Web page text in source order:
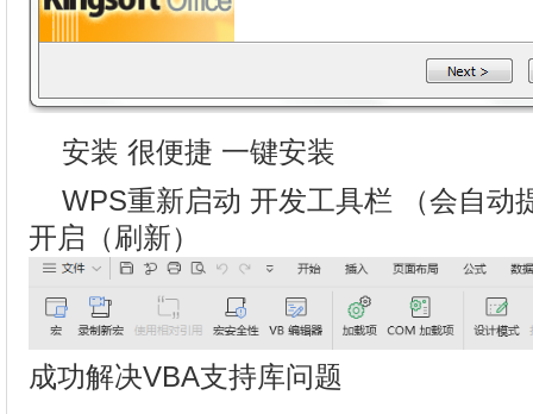
安装 很便捷 一键安装
WPS重新启动 开发工具栏 （会自动
开启（刷新）
成功解决VBA支持库问题